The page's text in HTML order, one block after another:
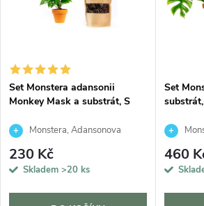
Set Monstera adansonii
Monkey Mask a substrát, S
Monstera, Adansonova
monstera, Švýcarský sýr
230 Kč
Skladem >20 ks
Set
460